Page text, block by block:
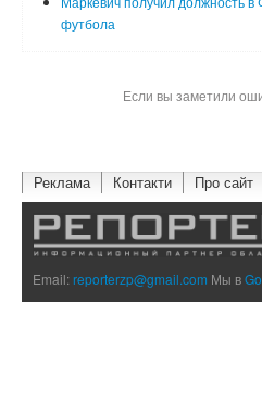
футбола
Если вы заметили
Реклама Контакти Про сайт
Email:reporterzp@gmail.com Мы в